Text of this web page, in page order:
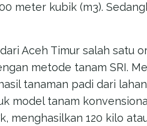
meter kubik (m3).
Aceh Timur salah satu
metode tanam SRI.
tanaman padi dari
model tanam
menghasilkan 120 kilo